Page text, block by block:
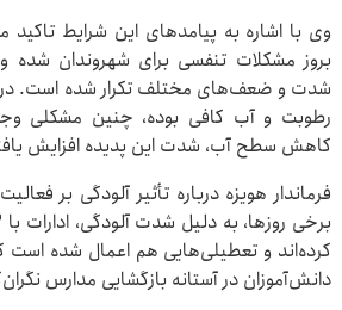
وی با اشاره به پیامدهای این شرایط
شدت و ضعف‌های مختلف تکرار شده است. در
رطوبت و آب کافی بوده، چنین مشکلی
کاهش سطح آب، شدت این پدیده افزایش
فرماندار هویزه درباره تأثیر آلودگی بر
کرده‌اند و تعطیلی‌هایی هم اعمال شده است
دانش‌آموزان در آستانه بازگشایی مدارس